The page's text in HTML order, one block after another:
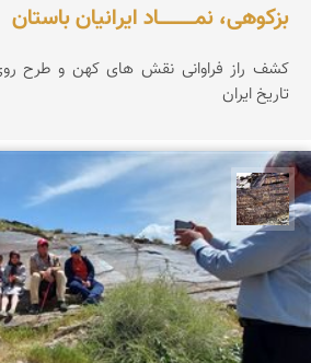
بزکوهی، نمـــــــــــاد ایرانیان باستان
کشف راز فراوانی نقش های کهن و طرح
تاریخ ایران